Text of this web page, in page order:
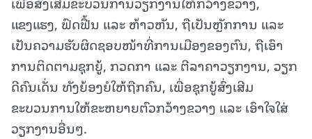
ແຂງແຮງ, ຟົດຟື້ນ ແລະ ຫ້າວຫັນ, ຖືເປັນຫຼັກການ ແລະ
ເປັນຄວາມຮັບຜິດຊອບໜ້າທີ່ການເມືອງຂອງຕົນ, ຖືເອົາ
ການຕິດຕາມຊຸກຍູ້, ກວດກາ ແລະ ຕີລາຄາວຽກງານ, ວຽກ
ດີຄົນເດັ່ນ ທັງຍ້ອງຍໍໃຫ້ຖືກຄົນ, ເພື່ອຊຸກຍູ້ສົ່ງເສີມ
ຂະບວນການໃຫ້ຂະຫຍາຍຕົວກວ້າງຂວາງ ແລະ ເອົາໃຈໃສ່
ວຽກງານອື່ນໆ.